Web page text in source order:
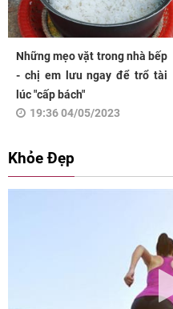
Những mẹo vặt trong nhà bếp
- chị em lưu ngay để trổ tài
lúc "cấp bách"
19:36 04/05/2023
Khỏe Đẹp